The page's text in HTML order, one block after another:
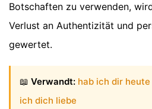
Botschaften zu verwenden,
Verlust an Authentizität und
gewertet.
📖 Verwandt: hab ich dir
ich dich liebe